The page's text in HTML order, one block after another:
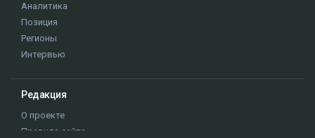
Аналитика
Позиция
Регионы
Интервью
Редакция
О проекте
Правила сайта